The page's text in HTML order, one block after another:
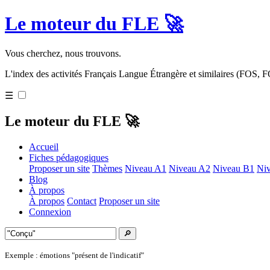
Le moteur du FLE 🚀
Vous cherchez, nous trouvons.
L'index des activités Français Langue Étrangère et similaires (FOS,
☰
Le moteur du FLE 🚀
Accueil
Fiches pédagogiques
Proposer un site Thèmes Niveau A1 Niveau A2 Niveau B1
Blog
À propos
À propos Contact Proposer un site
Connexion
🔎
Exemple : émotions "présent de l'indicatif"